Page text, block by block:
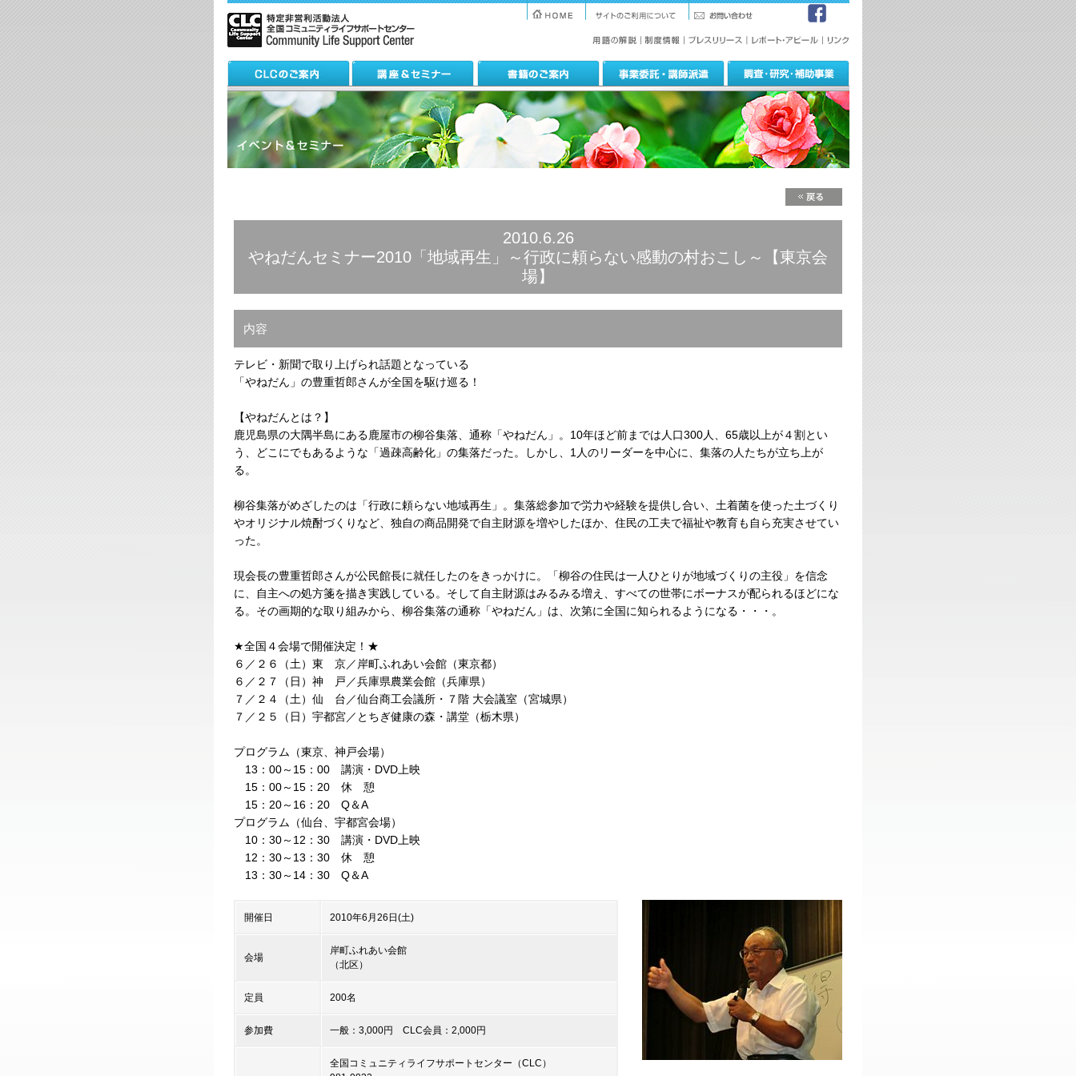
2010.6.26
やねだんセミナー2010「地域再生」～行政に頼らない感動の村おこし～【東京会
場】
内容
テレビ・新聞で取り上げられ話題となっている
「やねだん」の豊重哲郎さんが全国を駆け巡る！
【やねだんとは？】
鹿児島県の大隅半島にある鹿屋市の柳谷集落、通称「やねだん」。10年ほど前までは人口300人、65歳以上が４割とい
う、どこにでもあるような「過疎高齢化」の集落だった。しかし、1人のリーダーを中心に、集落の人たちが立ち上が
る。
柳谷集落がめざしたのは「行政に頼らない地域再生」。集落総参加で労力や経験を提供し合い、土着菌を使った土づくり
やオリジナル焼酎づくりなど、独自の商品開発で自主財源を増やしたほか、住民の工夫で福祉や教育も自ら充実させてい
った。
現会長の豊重哲郎さんが公民館長に就任したのをきっかけに。「柳谷の住民は一人ひとりが地域づくりの主役」を信念
に、自主への処方箋を描き実践している。そして自主財源はみるみる増え、すべての世帯にボーナスが配られるほどにな
る。その画期的な取り組みから、柳谷集落の通称「やねだん」は、次第に全国に知られるようになる・・・。
★全国４会場で開催決定！★
６／２６（土）東 京／岸町ふれあい会館（東京都）
６／２７（日）神 戸／兵庫県農業会館（兵庫県）
７／２４（土）仙 台／仙台商工会議所・７階 大会議室（宮城県）
７／２５（日）宇都宮／とちぎ健康の森・講堂（栃木県）
プログラム（東京、神戸会場）
13：00～15：00 講演・DVD上映
15：00～15：20 休 憩
15：20～16：20 Q＆A
プログラム（仙台、宇都宮会場）
10：30～12：30 講演・DVD上映
12：30～13：30 休 憩
13：30～14：30 Q＆A
開催日 2010年6月26日(土)
会場
岸町ふれあい会館
（北区）
定員 200名
参加費 一般：3,000円 CLC会員：2,000円
全国コミュニティライフサポートセンター（CLC）